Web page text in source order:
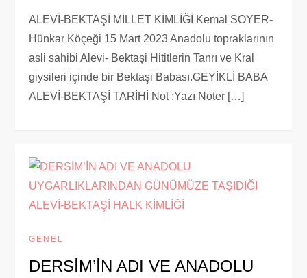
ALEVİ-BEKTAŞİ MİLLET KİMLİĞİ Kemal SOYER-
Hünkar Köçeği 15 Mart 2023 Anadolu topraklarının
asli sahibi Alevi- Bektaşi Hititlerin Tanrı ve Kral
giysileri içinde bir Bektaşi Babası.GEYİKLİ BABA
ALEVİ-BEKTAŞİ TARİHİ Not :Yazı Noter […]
GENEL
DERSİM’İN ADI VE ANADOLU